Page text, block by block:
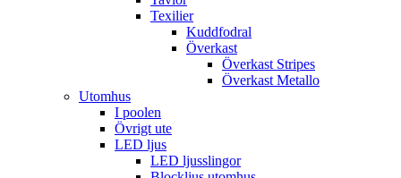
Texilier
Kuddfodral
Överkast
Överkast Stripes
Överkast Metallo
Utomhus
I poolen
Övrigt ute
LED ljus
LED ljusslingor